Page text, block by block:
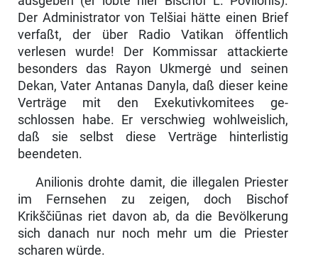
Der Administrator von Telšiai hätte einen Brief
verfaßt, der über Radio Vatikan öffentlich
verlesen wurde! Der Kommissar attackierte
besonders das Rayon Ukmergė und seinen
Dekan, Vater Antanas Danyla, daß dieser keine
Verträge mit den Exekutivkomitees ge­
schlossen habe. Er verschwieg wohlweislich,
daß sie selbst diese Verträge hinter­listig
beendeten.
Anilionis drohte damit, die illegalen Priester
im Fernsehen zu zeigen, doch Bi­schof
Krikščiūnas riet davon ab, da die Bevölkerung
sich danach nur noch mehr um die Priester
scharen würde.